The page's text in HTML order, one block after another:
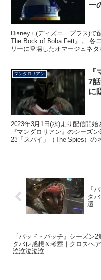
ー
Disney+ (ディズニープラス)で
The Book of Boba Fett』。 各
リーに登場したオマージュネ
マンダロリアン
7
に
2023年3月1日(水)より配信開
『マンダロリアン』のシーズ
23「スパイ」（The Spies）の
『
タ
還
『バッド・バッチ』シーズン2
タバレ感想＆考察｜クロスヘ
泣泣泣泣泣